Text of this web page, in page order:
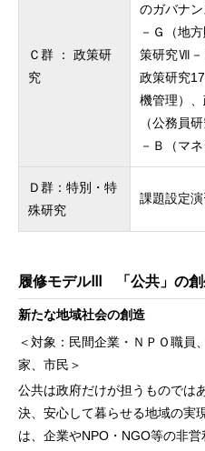
Ｃ群 ： 政策研
究
のガバナ
－Ｇ（地
策研究Ⅶ－
政策研究
機管理）
（公務員
－Ｂ（マ
Ｄ群：特別・特
殊研究
課題設定
履修モデルⅢ 「公共」の創
新たな地域社会の創造
＜対象：民間企業・ＮＰＯ職員
家、市民＞
公共は政府だけが担うものでは
決、安心して暮らせる地域の実
は、企業やNPO・NGO等の非